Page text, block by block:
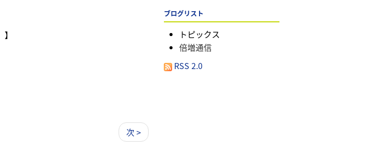
次 >
ブログリスト
トピックス
倍増通信
RSS 2.0